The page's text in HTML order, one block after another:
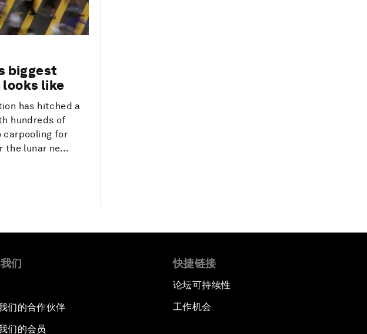
biggest
looks like
has hitched a
hundreds of
carpooling for
the lunar ne...
们
们的合作伙伴
们的会员
快捷链接
论坛可持续性
工作机会